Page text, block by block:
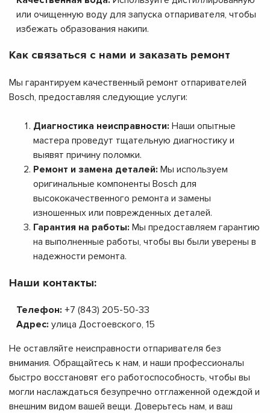
или очищенную воду для запуска отпаривателя, чтобы
избежать образования накипи.
Как связаться с нами и заказать ремонт
Мы гарантируем качественный ремонт отпаривателей
Bosch, предоставляя следующие услуги:
Диагностика неисправности: Наши опытные
мастера проведут тщательную диагностику и
выявят причину поломки.
Ремонт и замена деталей: Мы используем
оригинальные компоненты Bosch для
высококачественного ремонта и замены
изношенных или поврежденных деталей.
Гарантия на работы: Мы предоставляем гарантию
на выполненные работы, чтобы вы были уверены в
надежности ремонта.
Наши контакты:
Телефон: +7 (843) 205-50-33
Адрес: улица Достоевского, 15
Не оставляйте неисправности отпаривателя без
внимания. Обращайтесь к нам, и наши профессионалы
быстро восстановят его работоспособность, чтобы вы
могли наслаждаться безупречно отглаженной одеждой и
внешним видом вашей вещи. Доверьтесь нам, и ваш